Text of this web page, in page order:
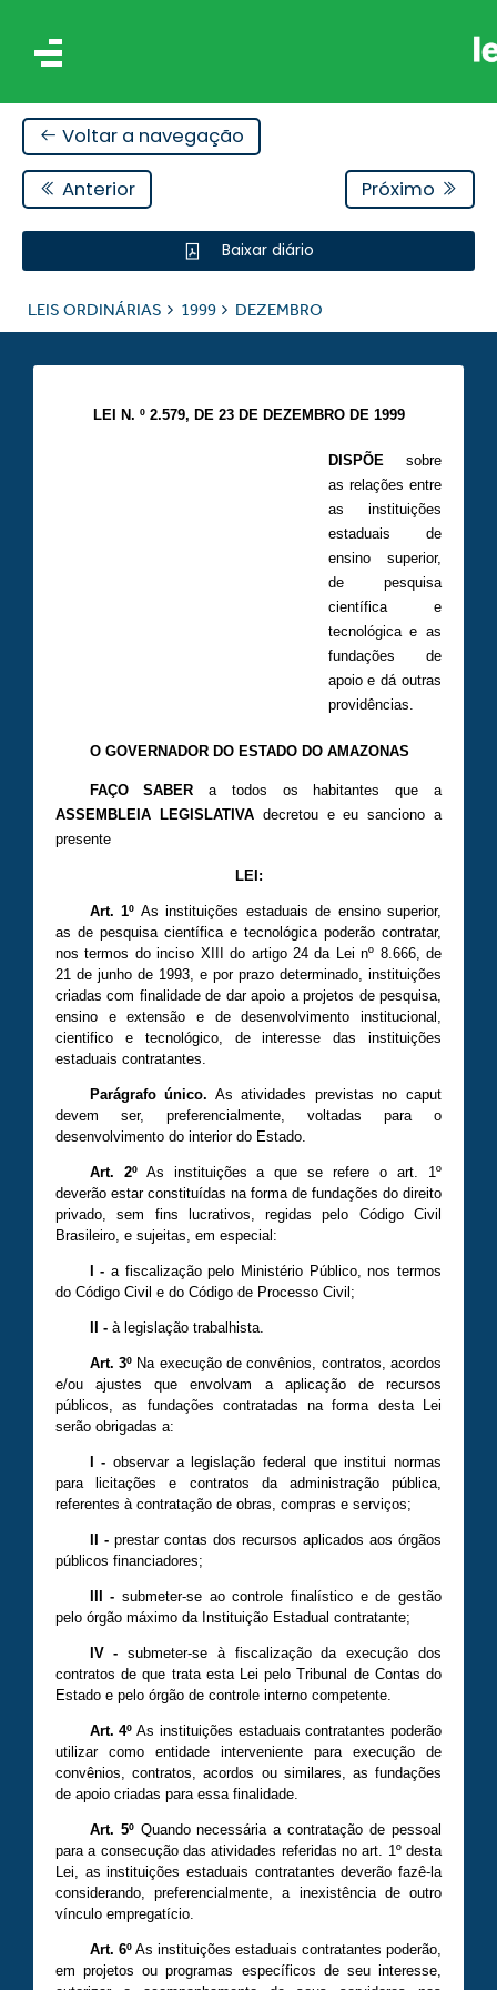
Voltar a navegação
Anterior Próximo
Baixar diário
LEIS ORDINÁRIAS 1999 DEZEMBRO
LEI N. º 2.579, DE 23 DE DEZEMBRO DE 1999
DISPÕEsobre
as relações entre
as instituições
estaduais de
ensino superior,
de pesquisa
científica e
tecnológica e as
fundações de
apoio e dá outras
providências.
O GOVERNADOR DO ESTADO DO AMAZONAS
FAÇO SABERa todos os habitantes que a
ASSEMBLEIA LEGISLATIVAdecretou e eu sanciono a
presente
LEI:
Art. 1º As instituições estaduais de ensino superior,
as de pesquisa científica e tecnológica poderão contratar,
nos termos do inciso XIII do artigo 24 da Lei nº 8.666, de
21 de junho de 1993, e por prazo determinado, instituições
criadas com finalidade de dar apoio a projetos de pesquisa,
ensino e extensão e de desenvolvimento institucional,
cientifico e tecnológico, de interesse das instituições
estaduais contratantes.
Parágrafo único. As atividades previstas no caput
devem ser, preferencialmente, voltadas para o
desenvolvimento do interior do Estado.
Art. 2ºAs instituições a que se refere o art. 1º
deverão estar constituídas na forma de fundações do direito
privado, sem fins lucrativos, regidas pelo Código Civil
Brasileiro, e sujeitas, em especial:
I - a fiscalização pelo Ministério Público, nos termos
do Código Civil e do Código de Processo Civil;
II -à legislação trabalhista.
Art. 3º Na execução de convênios, contratos, acordos
e/ou ajustes que envolvam a aplicação de recursos
públicos, as fundações contratadas na forma desta Lei
serão obrigadas a:
I - observar a legislação federal que institui normas
para licitações e contratos da administração pública,
referentes à contratação de obras, compras e serviços;
II -prestar contas dos recursos aplicados aos órgãos
públicos financiadores;
III - submeter-se ao controle finalístico e de gestão
pelo órgão máximo da Instituição Estadual contratante;
IV - submeter-se à fiscalização da execução dos
contratos de que trata esta Lei pelo Tribunal de Contas do
Estado e pelo órgão de controle interno competente.
Art. 4º As instituições estaduais contratantes poderão
utilizar como entidade interveniente para execução de
convênios, contratos, acordos ou similares, as fundações
de apoio criadas para essa finalidade.
Art. 5ºQuando necessária a contratação de pessoal
para a consecução das atividades referidas no art. 1º desta
Lei, as instituições estaduais contratantes deverão fazê-la
considerando, preferencialmente, a inexistência de outro
vínculo empregatício.
Art. 6ºAs instituições estaduais contratantes poderão,
em projetos ou programas específicos de seu interesse,